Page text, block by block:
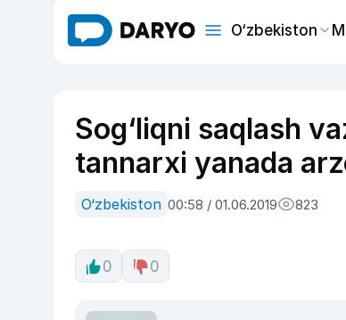
O‘zbekiston
Sog‘liqni saqlash
tannarxi yanada
O‘zbekiston 00:58 / 01.06.2019 823
0 0